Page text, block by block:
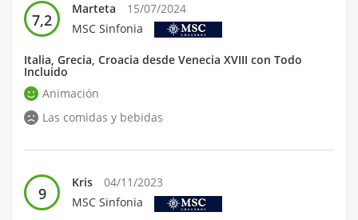
7,2
Marteta
15/07/2024
MSC Sinfonia
Italia, Grecia, Croacia desde Venecia XVIII con Todo
Incluido
Animación
Las comidas y bebidas
9
Kris
04/11/2023
MSC Sinfonia